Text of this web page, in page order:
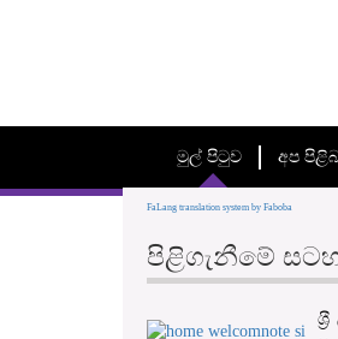
මුල් පිටුව අප
FaLang translation system by Faboba
පිළිගැනීමේ